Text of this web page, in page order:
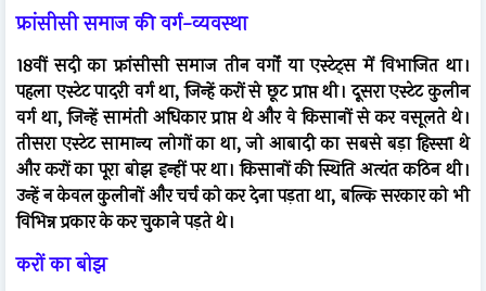
फ्रांसीसी समाज की वर्ग-व्यवस्था
18वीं सदी का फ्रांसीसी समाज तीन वर्गों या एस्टेट्स में विभाजित था।
पहला एस्टेट पादरी वर्ग था, जिन्हें करों से छूट प्राप्त थी। दूसरा एस्टेट कुलीन
वर्ग था, जिन्हें सामंती अधिकार प्राप्त थे और वे किसानों से कर वसूलते थे।
तीसरा एस्टेट सामान्य लोगों का था, जो आबादी का सबसे बड़ा हिस्सा थे
और करों का पूरा बोझ इन्हीं पर था। किसानों की स्थिति अत्यंत कठिन थी।
उन्हें न केवल कुलीनों और चर्च को कर देना पड़ता था, बल्कि सरकार को भी
विभिन्न प्रकार के कर चुकाने पड़ते थे।
करों का बोझ